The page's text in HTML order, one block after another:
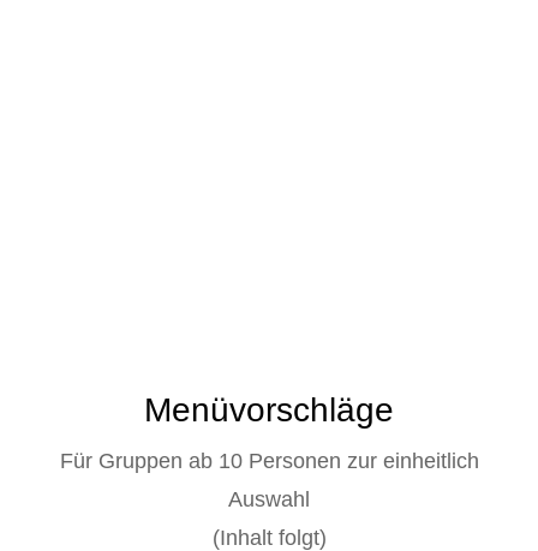
Menüvorschläge
Für Gruppen ab 10 Personen zur einheitlich
Auswahl
(Inhalt folgt)